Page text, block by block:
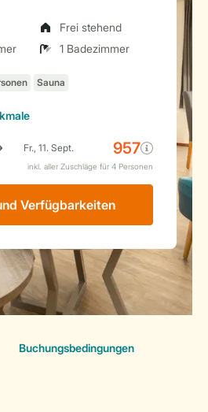
Frei stehend
1 Badezimmer
Verfügbarkeiten